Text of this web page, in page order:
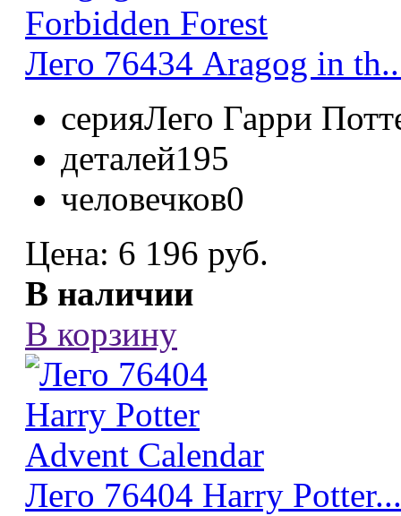
Лего 76434 Aragog in
серияЛего Гарри
деталей195
человечков0
Цена: 6 196 руб.
В наличии
В корзину
Лего 76404 Harry Potter...